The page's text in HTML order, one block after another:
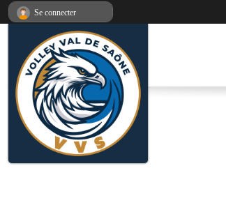
Se connecter
Panneau de gestion des cookies